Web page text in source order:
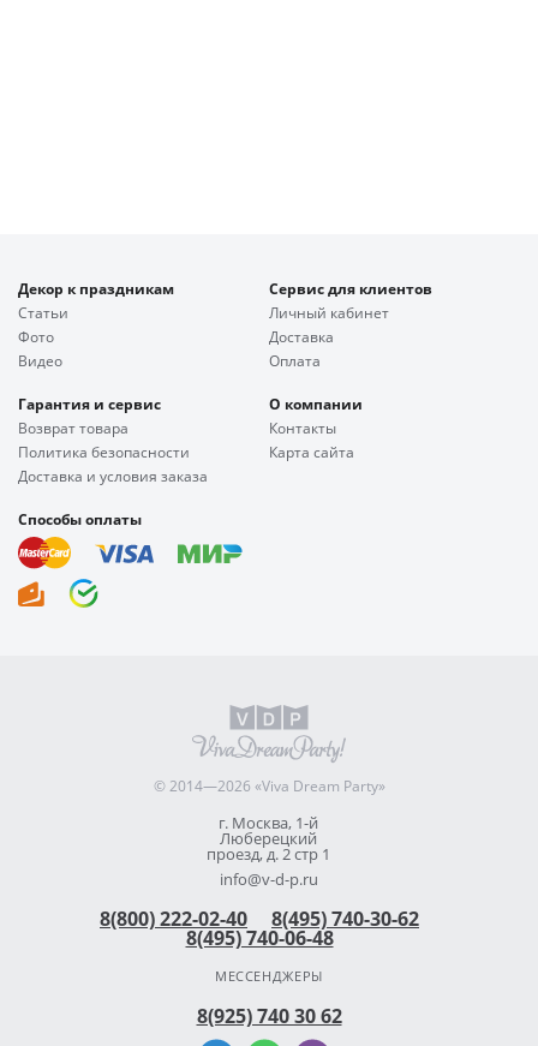
Декор к праздникам
Статьи
Фото
Видео
Сервис для клиентов
Личный кабинет
Доставка
Оплата
Гарантия и сервис
Возврат товара
Политика безопасности
Доставка и условия заказа
О компании
Контакты
Карта сайта
Способы оплаты
© 2014—2026 «Viva Dream Party»
г. Москва, 1-й
Люберецкий
проезд, д. 2 стр 1
info@v-d-p.ru
8(800) 222-02-40 8(495) 740-30-62
8(495) 740-06-48
МЕССЕНДЖЕРЫ
8(925) 740 30 62